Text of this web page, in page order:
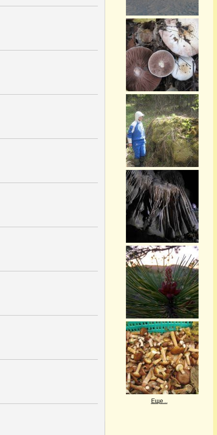
Еще...